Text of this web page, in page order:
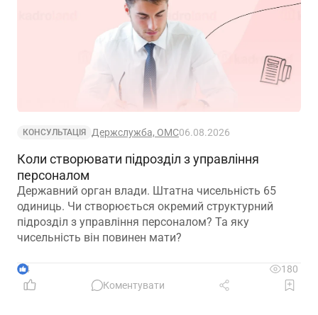
КОНСУЛЬТАЦІЯ Держслужба, ОМС06.08.2026
Коли створювати підрозділ з управління
персоналом
Державний орган влади. Штатна чисельність 65
одиниць. Чи створюється окремий структурний
підрозділ з управління персоналом? Та яку
чисельність він повинен мати?
4
180
Коментувати